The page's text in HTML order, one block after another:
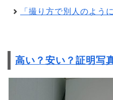
「撮り方で別人のよう
高い？安い？証明写